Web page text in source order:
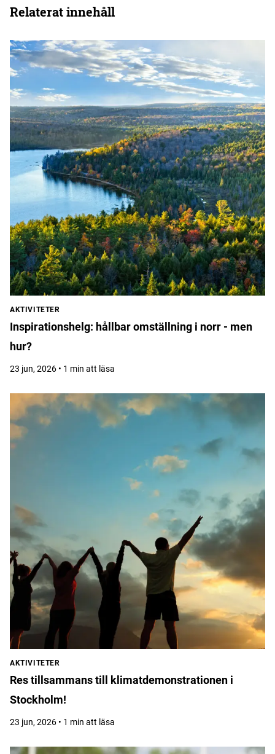
Relaterat innehåll
AKTIVITETER
Inspirationshelg: hållbar omställning i norr - men
hur?
23 jun, 2026 • 1 min att läsa
AKTIVITETER
Res tillsammans till klimatdemonstrationen i
Stockholm!
23 jun, 2026 • 1 min att läsa